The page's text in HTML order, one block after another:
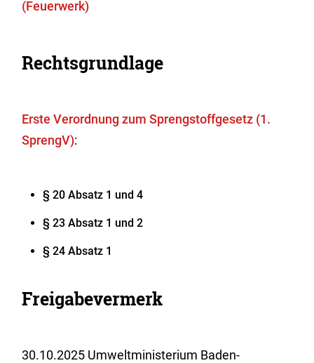
(Feuerwerk)
Rechtsgrundlage
Erste Verordnung zum Sprengstoffgesetz (1.
SprengV):
§ 20 Absatz 1 und 4
§ 23 Absatz 1 und 2
§ 24 Absatz 1
Freigabevermerk
30.10.2025 Umweltministerium Baden-